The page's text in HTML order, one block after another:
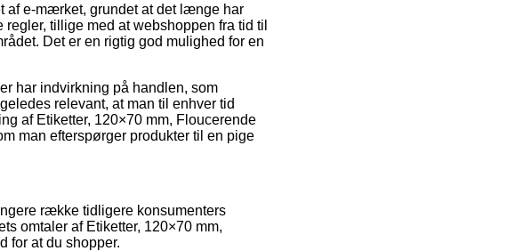
af e-mærket, grundet at det længe har
tillige med at webshoppen fra tid til
Det er en rigtig god mulighed for en
har indvirkning på handlen, som
relevant, at man til enhver tid
af Etiketter, 120×70 mm, Floucerende
man efterspørger produkter til en pige
række tidligere konsumenters
omtaler af Etiketter, 120×70 mm,
for at du shopper.